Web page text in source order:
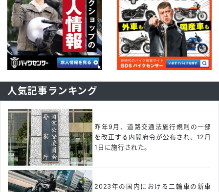
人気記事ランキング
昨年9月、道路交通法施行規則の一部
を改正する内閣府令が公布され、12月
1日に施行された。
2023年の国内における二輪車の新車